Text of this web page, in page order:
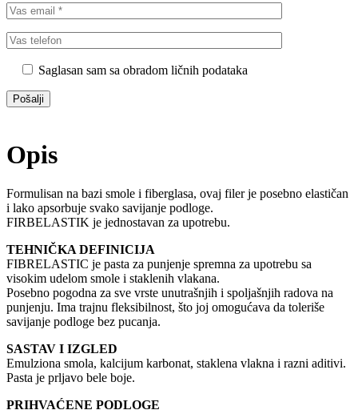
Saglasan sam sa obradom ličnih podataka
Opis
Formulisan na bazi smole i fiberglasa, ovaj filer je posebno elastičan
i lako apsorbuje svako savijanje podloge.
FIRBELASTIK je jednostavan za upotrebu.
TEHNIČKA DEFINICIJA
FIBRELASTIC je pasta za punjenje spremna za upotrebu sa
visokim udelom smole i staklenih vlakana.
Posebno pogodna za sve vrste unutrašnjih i spoljašnjih radova na
punjenju. Ima trajnu fleksibilnost, što joj omogućava da toleriše
savijanje podloge bez pucanja.
SASTAV I IZGLED
Emulziona smola, kalcijum karbonat, staklena vlakna i razni aditivi.
Pasta je prljavo bele boje.
PRIHVAĆENE PODLOGE